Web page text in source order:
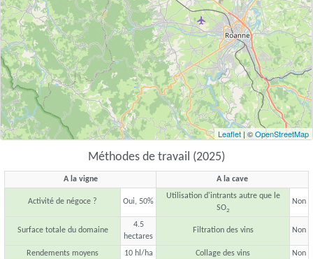
Leaflet | ©OpenStreetMap
Méthodes de travail (2025)
A la vigne A la cave
Activité de négoce ? Oui, 50%
Utilisation d'intrants autre que le
SO2
Non
Surface totale du domaine
4.5
hectares
Filtration des vins Non
Rendements moyens 10 hl/ha Collage des vins Non